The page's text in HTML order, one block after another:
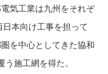
気工業は九州をそれぞ
本向け工事を担って
を中心としてきた協和
施工網を得た。